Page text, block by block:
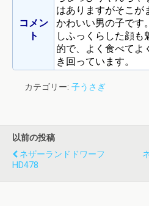
コメン
ト
はありますがそこが
かわいい男の子です
しふっくらした顔も
的で、よく食べてよ
き回っています。
カテゴリー: 子うさぎ
以前の投稿
ネザーランドドワーフ
HD478